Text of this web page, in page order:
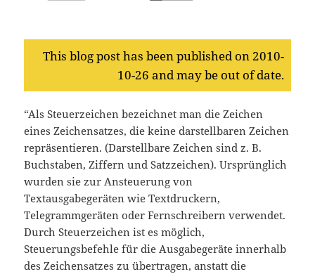
This blog post has been published on 2010-
10-26 and may be out of date.
“Als Steuerzeichen bezeichnet man die Zeichen
eines Zeichensatzes, die keine darstellbaren Zeichen
repräsentieren. (Darstellbare Zeichen sind z. B.
Buchstaben, Ziffern und Satzzeichen). Ursprünglich
wurden sie zur Ansteuerung von
Textausgabegeräten wie Textdruckern,
Telegrammgeräten oder Fernschreibern verwendet.
Durch Steuerzeichen ist es möglich,
Steuerungsbefehle für die Ausgabegeräte innerhalb
des Zeichensatzes zu übertragen, anstatt die